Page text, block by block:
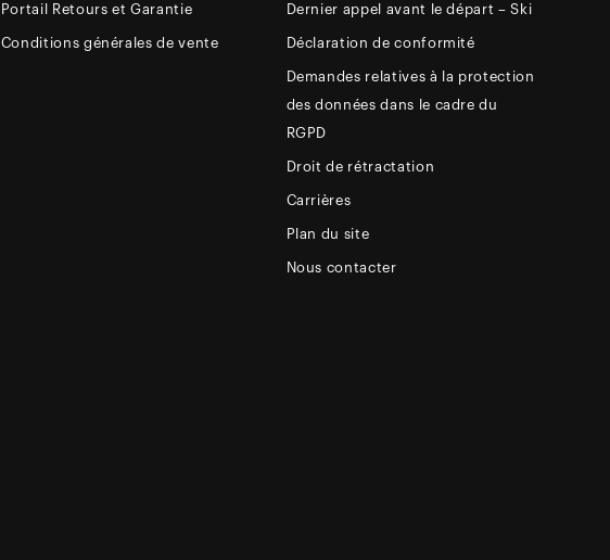
Portail Retours et Garantie
Conditions générales de vente
Dernier appel avant le départ – Ski
Déclaration de conformité
Demandes relatives à la protection
des données dans le cadre du
RGPD
Droit de rétractation
Carrières
Plan du site
Nous contacter